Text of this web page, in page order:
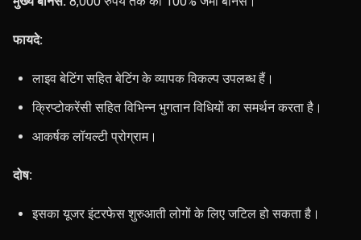
फायदे:
लाइव बेटिंग सहित बेटिंग के व्यापक विकल्प उपलब्ध हैं।
क्रिप्टोकरेंसी सहित विभिन्न भुगतान विधियों का समर्थन करता है।
आकर्षक लॉयल्टी प्रोग्राम।
दोष:
इसका यूजर इंटरफेस शुरुआती लोगों के लिए जटिल हो सकता है।